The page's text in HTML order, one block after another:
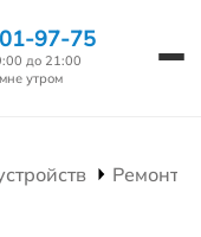
97-75
до 21:00
мне утром
Ремонт